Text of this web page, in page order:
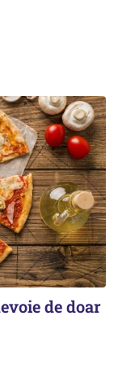
de doar